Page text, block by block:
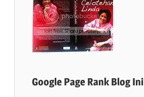
Google Page Rank Blog Ini